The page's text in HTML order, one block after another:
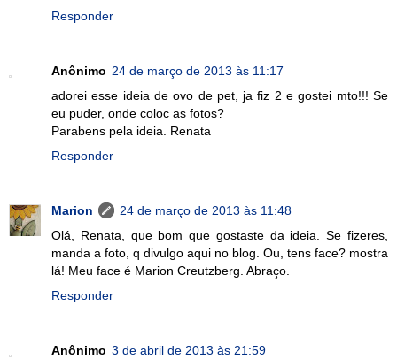
Responder
Anônimo 24 de março de 2013 às 11:17
adorei esse ideia de ovo de pet, ja fiz 2 e gostei mto!!! Se
eu puder, onde coloc as fotos?
Parabens pela ideia. Renata
Responder
Marion
24 de março de 2013 às 11:48
Olá, Renata, que bom que gostaste da ideia. Se fizeres,
manda a foto, q divulgo aqui no blog. Ou, tens face? mostra
lá! Meu face é Marion Creutzberg. Abraço.
Responder
Anônimo 3 de abril de 2013 às 21:59